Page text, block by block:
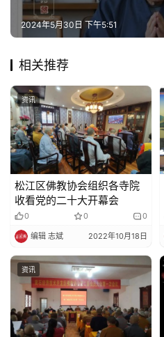
2024年5月30日 下午5:51
相关推荐
资讯
松江区佛教协会组织各寺院
收看党的二十大开幕会
0 0 0
编辑 志斌 2022年10月18日
资讯